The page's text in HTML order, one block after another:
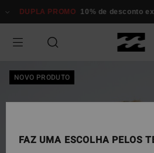
para
informação
DUPLA PROMO 10% de desconto
NOVO PRODUTO
FAZ UMA ESCOLHA PELOS